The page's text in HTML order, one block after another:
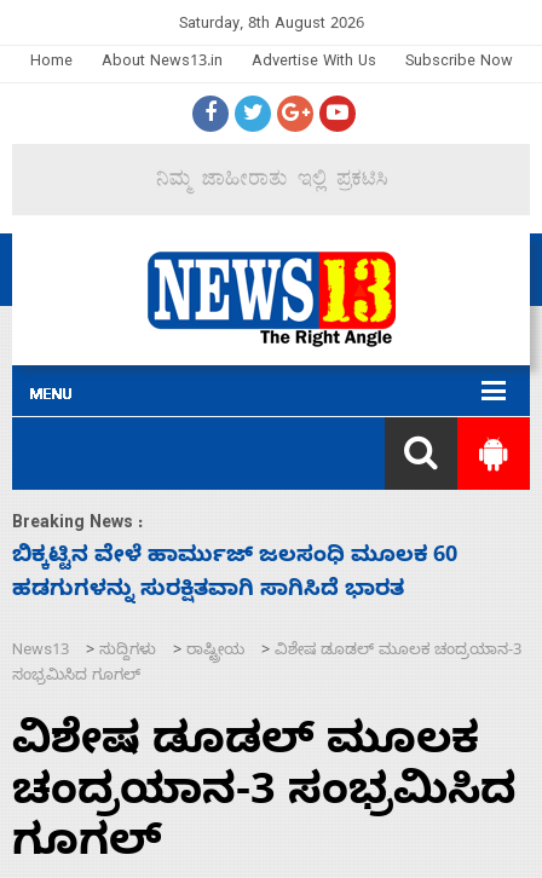
Saturday, 8th August 2026
Home
About News13.in Advertise With Us Subscribe Now
Breaking News :
ನಾಗೇಂದ್ರ ರಾಜೀನಾಮೆ ಕೊಡದಿದ್ದರೆ ಸದನ ನಡೆಸಲು
ಬಿಡೆವು: ಛಲವಾದಿ ನಾರಾಯಣಸ್ವಾಮಿ
News13 > ಸುದ್ದಿಗಳು > ರಾಷ್ಟ್ರೀಯ > ವಿಶೇಷ ಡೂಡಲ್‌ ಮೂಲಕ ಚಂದ್ರಯಾನ-3
ಸಂಭ್ರಮಿಸಿದ ಗೂಗಲ್
ವಿಶೇಷ ಡೂಡಲ್‌ ಮೂಲಕ
ಚಂದ್ರಯಾನ-3 ಸಂಭ್ರಮಿಸಿದ
ಗೂಗಲ್